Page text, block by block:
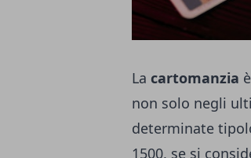
La cartomanzia
non solo negli
determinate
1500, se si